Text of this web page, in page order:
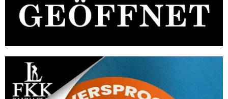
Übrigens: Bei guter Wetterlage können die Massagen
auch im Freien auf unserem schönen Außengelände
genossen werden.